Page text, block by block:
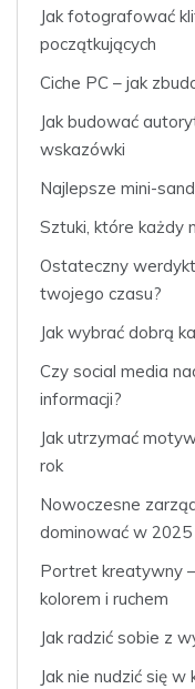
Jak fotografować
początkujących
Ciche PC – jak
Jak budować
wskazówki
Najlepsze mini-
Sztuki, które każdy
Ostateczny
twojego czasu?
Jak wybrać dobrą
Czy social media
informacji?
Jak utrzymać
rok
Nowoczesne
dominować w 2025
Portret kreatywny
kolorem i ruchem
Jak radzić sobie z
Jak nie nudzić się w